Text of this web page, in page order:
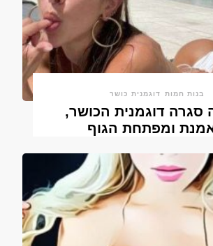
בנות חמות דוגמנית כושר
סגרה דוגמנית הכושר,
ומפתחת הגוף